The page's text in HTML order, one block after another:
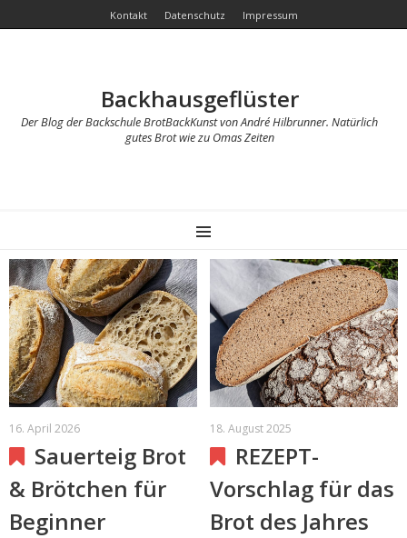
Kontakt Datenschutz Impressum
Backhausgeflüster
Der Blog der Backschule BrotBackKunst von André Hilbrunner. Natürlich
gutes Brot wie zu Omas Zeiten
MENU
16. April 2026
Sauerteig Brot
& Brötchen für
Beginner
18. August 2025
REZEPT-
Vorschlag für das
Brot des Jahres